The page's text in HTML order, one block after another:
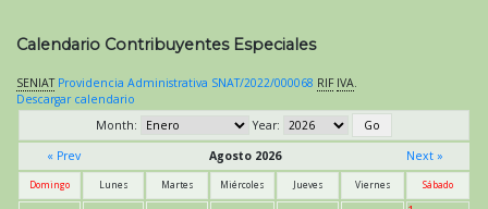
Calendario Contribuyentes Especiales
SENIAT Providencia Administrativa SNAT/2022/000068 RIF IVA.
Descargar calendario
Month:
Year:
« Prev
Agosto 2026 Next »
Domingo Lunes Martes Miércoles Jueves Viernes Sábado